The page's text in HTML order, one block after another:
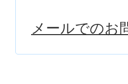
メールでのお